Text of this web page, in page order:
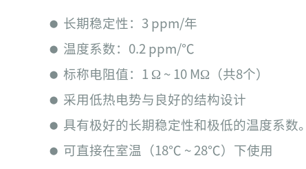
⬤ 长期稳定性：3 ppm/年
⬤ 温度系数：0.2 ppm/℃
⬤ 标称电阻值：1 Ω ~ 10 MΩ（共8个）
⬤ 采用低热电势与良好的结构设计
⬤ 具有极好的长期稳定性和极低的温度系数。
⬤ 可直接在室温（18℃ ~ 28℃）下使用